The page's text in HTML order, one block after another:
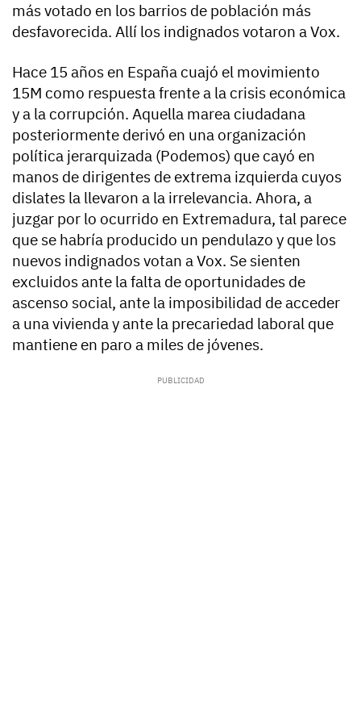
más votado en los barrios de población más
desfavorecida. Allí los indignados votaron a Vox.
Hace 15 años en España cuajó el movimiento
15M como respuesta frente a la crisis económica
y a la corrupción. Aquella marea ciudadana
posteriormente derivó en una organización
política jerarquizada (Podemos) que cayó en
manos de dirigentes de extrema izquierda cuyos
dislates la llevaron a la irrelevancia. Ahora, a
juzgar por lo ocurrido en Extremadura, tal parece
que se habría producido un pendulazo y que los
nuevos indignados votan a Vox. Se sienten
excluidos ante la falta de oportunidades de
ascenso social, ante la imposibilidad de acceder
a una vivienda y ante la precariedad laboral que
mantiene en paro a miles de jóvenes.